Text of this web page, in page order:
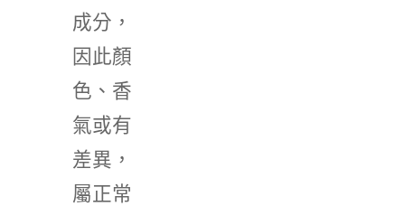
成分，
因此顏
色、香
氣或有
差異，
屬正常